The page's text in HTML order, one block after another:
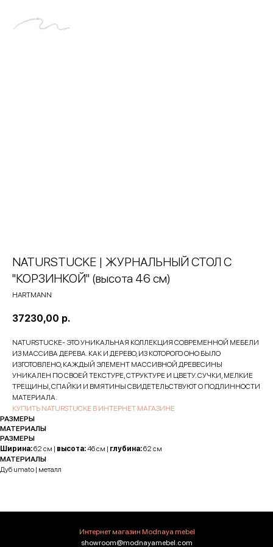
NATURSTUCKE | ЖУРНАЛЬНЫЙ СТОЛ C
"КОРЗИНКОЙ" (высота 46 см)
HARTMANN
37230,00 р.
NATURSTUCKE- ЭТО УНИКАЛЬНАЯ КОЛЛЕКЦИЯ СОВРЕМЕННОЙ МЕБЕЛИ
ИЗ МАССИВА ДЕРЕВА. КАК И ДЕРЕВО, ИЗ КОТОРОГО ОНО БЫЛО
ИЗГОТОВЛЕНО, КАЖДЫЙ ЭЛЕМЕНТ МАССИВНОЙ ДРЕВЕСИНЫ
УНИКАЛЕН ПО СВОЕЙ ТЕКСТУРЕ, СТРУКТУРЕ И ЦВЕТУ. СУЧКИ, МЕЛКИЕ
ТРЕЩИНЫ, СПАЙКИ И ВМЯТИНЫ СВИДЕТЕЛЬСТВУЮТ О ПОДЛИННОСТИ
МАТЕРИАЛА.
КУПИТЬ NATURSTUCKE В ИНТЕРНЕТ МАГАЗИНЕ
РАЗМЕРЫ
МАТЕРИАЛЫ
РАЗМЕРЫ
Ширина:62 см | высота:46 см | глубина:62 см
МАТЕРИАЛЫ
Дуб umato | металл
Интернет магазин Modnaya mebel
showroom@modnayamebel.com